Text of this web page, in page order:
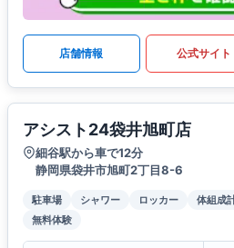
店舗情報 公式サイト
アシスト24袋井旭町店
細谷駅から車で12分
静岡県袋井市旭町2丁目8-6
駐車場 シャワー ロッカー 体組成
無料体験